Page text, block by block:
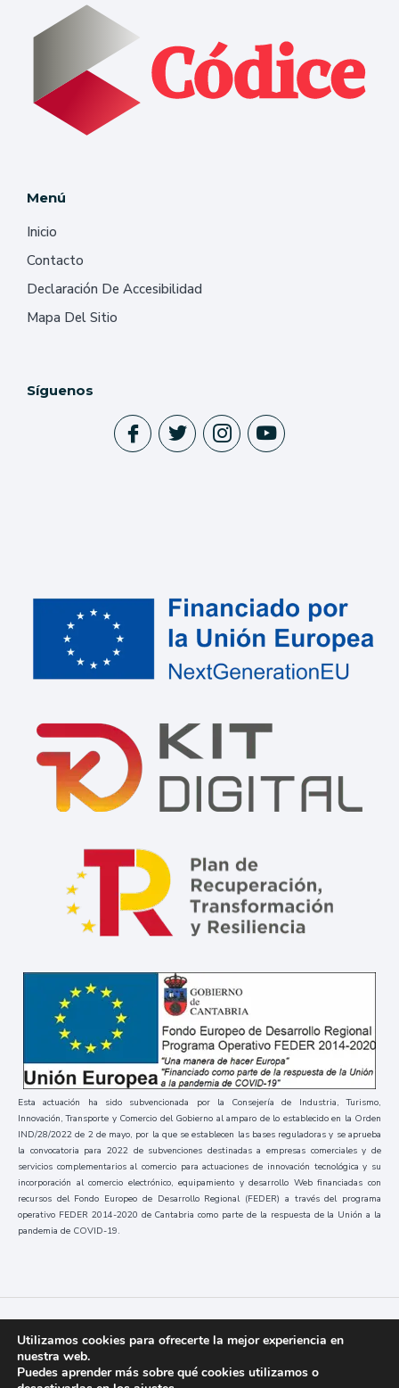
Menú
Inicio
Contacto
Declaración De Accesibilidad
Mapa Del Sitio
Síguenos
Esta actuación ha sido subvencionada por la Consejería de Industria, Turismo,
Innovación, Transporte y Comercio del Gobierno al amparo de lo establecido en la Orden
IND/28/2022 de 2 de mayo, por la que se establecen las bases reguladoras y se aprueba
la convocatoria para 2022 de subvenciones destinadas a empresas comerciales y de
servicios complementarios al comercio para actuaciones de innovación tecnológica y su
incorporación al comercio electrónico, equipamiento y desarrollo Web financiadas con
recursos del Fondo Europeo de Desarrollo Regional (FEDER) a través del programa
operativo FEDER 2014-2020 de Cantabria como parte de la respuesta de la Unión a la
pandemia de COVID-19.
Códice 2023 / Todos los derechos reservados
Utilizamos cookies para ofrecerte la mejor experiencia en
nuestra web.
Puedes aprender más sobre qué cookies utilizamos o